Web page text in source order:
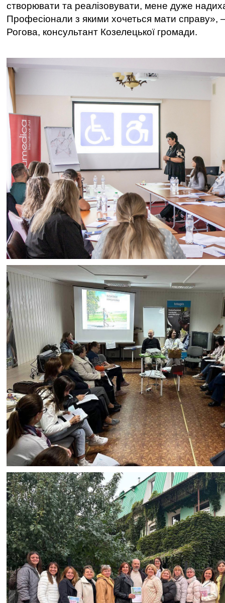
створювати та реалізовувати, мене дуже
Професіонали з якими хочеться мати справу»,
Рогова, консультант Козелецької громади.